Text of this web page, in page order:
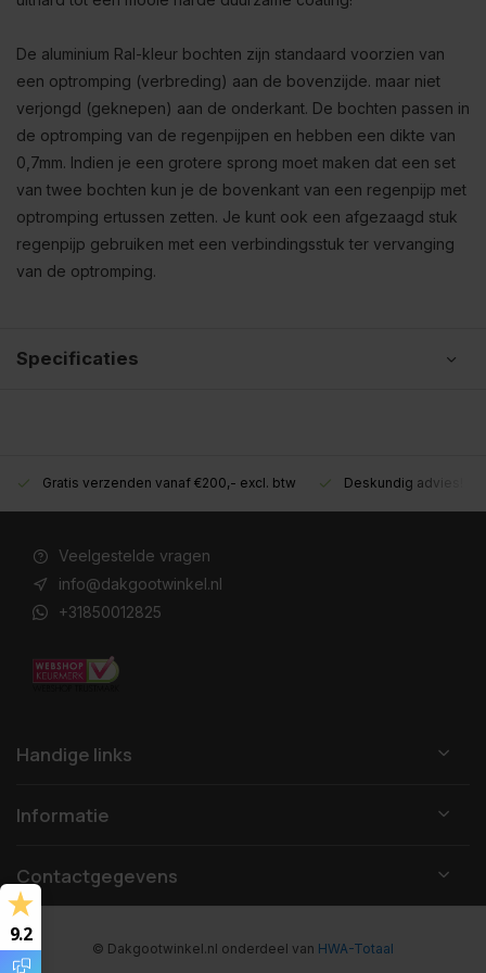
De aluminium Ral-kleur bochten zijn standaard voorzien van
een optromping (verbreding) aan de bovenzijde. maar niet
verjongd (geknepen) aan de onderkant. De bochten passen in
de optromping van de regenpijpen en hebben een dikte van
0,7mm. Indien je een grotere sprong moet maken dat een set
van twee bochten kun je de bovenkant van een regenpijp met
optromping ertussen zetten. Je kunt ook een afgezaagd stuk
regenpijp gebruiken met een verbindingsstuk ter vervanging
van de optromping.
Specificaties
Gratis verzenden vanaf €200,- excl. btw Deskundig advies!
Veelgestelde vragen
info@dakgootwinkel.nl
+31850012825
Handige links
Informatie
Contactgegevens
© Dakgootwinkel.nl onderdeel van HWA-Totaal
9.2